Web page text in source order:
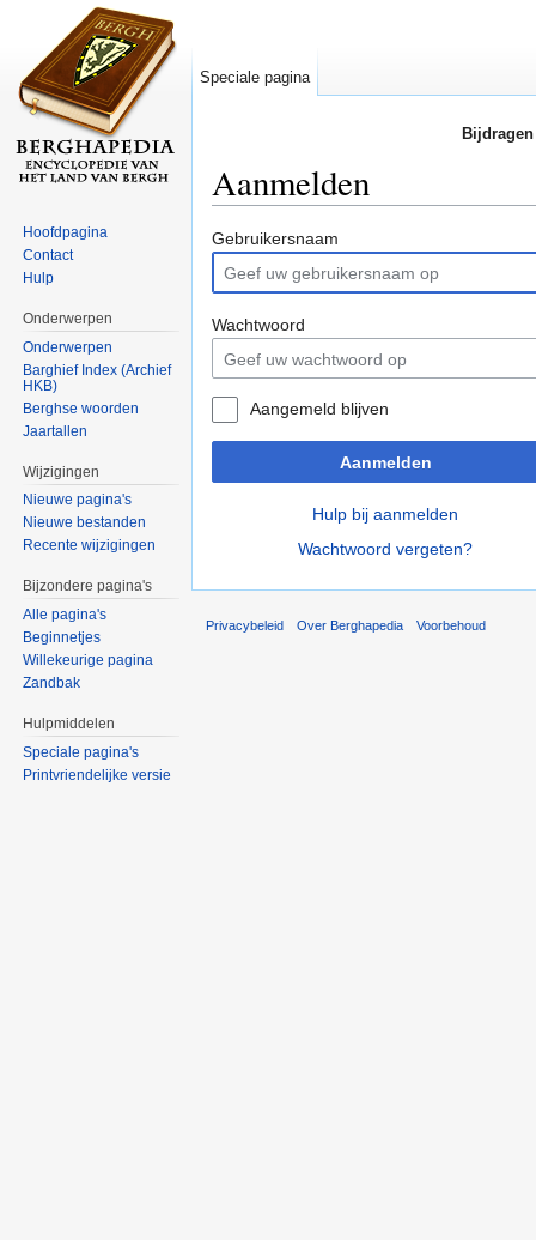
Aanmelden
Gebruikersnaam
Wachtwoord
Aangemeld blijven
Aanmelden
Hulp bij aanmelden
Wachtwoord vergeten?
Speciale pagina
Hoofdpagina
Contact
Hulp
Onderwerpen
Onderwerpen
Barghief Index (Archief
HKB)
Berghse woorden
Jaartallen
Wijzigingen
Nieuwe pagina's
Nieuwe bestanden
Recente wijzigingen
Bijzondere pagina's
Alle pagina's
Beginnetjes
Willekeurige pagina
Zandbak
Hulpmiddelen
Speciale pagina's
Printvriendelijke versie
Privacybeleid Over Berghapedia Voorbehoud